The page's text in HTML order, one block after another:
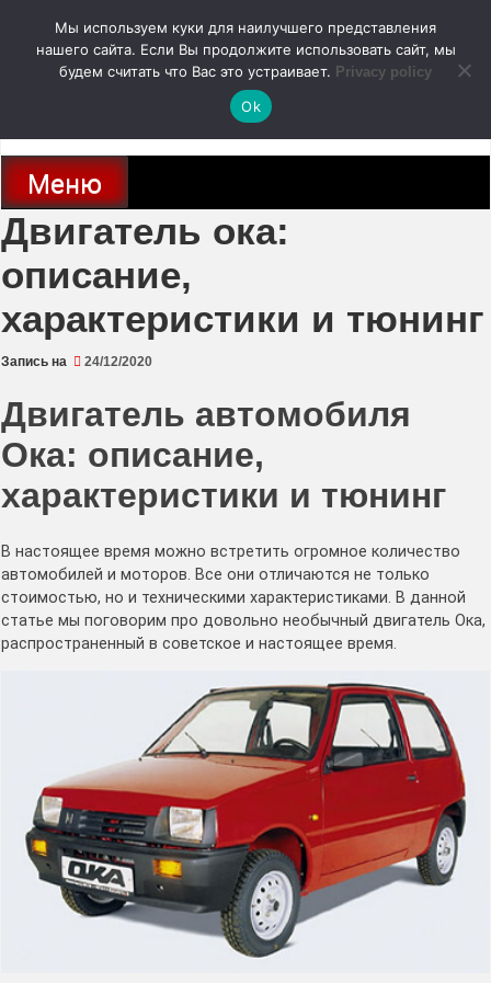
содержимому
autodoc24.ru
Новости про современные автомобили и не только, новинки зарубежного
и отечественного автопрома
Меню
Двигатель ока:
описание,
характеристики и тюнинг
Запись на 24/12/2020
Двигатель автомобиля
Ока: описание,
характеристики и тюнинг
В настоящее время можно встретить огромное количество
автомобилей и моторов. Все они отличаются не только
стоимостью, но и техническими характеристиками. В данной
статье мы поговорим про довольно необычный двигатель Ока,
распространенный в советское и настоящее время.
Мы используем куки для наилучшего представления
нашего сайта. Если Вы продолжите использовать сайт, мы
будем считать что Вас это устраивает. Privacy policy
Ok